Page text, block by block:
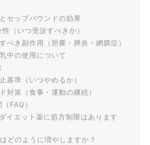
セップバウンドの効果
（いつ受診すべきか）
べき副作用（胆嚢・膵炎・網膜症）
中の使用について
基準（いつやめるか）
対策（食事・運動の継続）
FAQ）
イエット薬に処方制限はあります
どのように増やしますか？